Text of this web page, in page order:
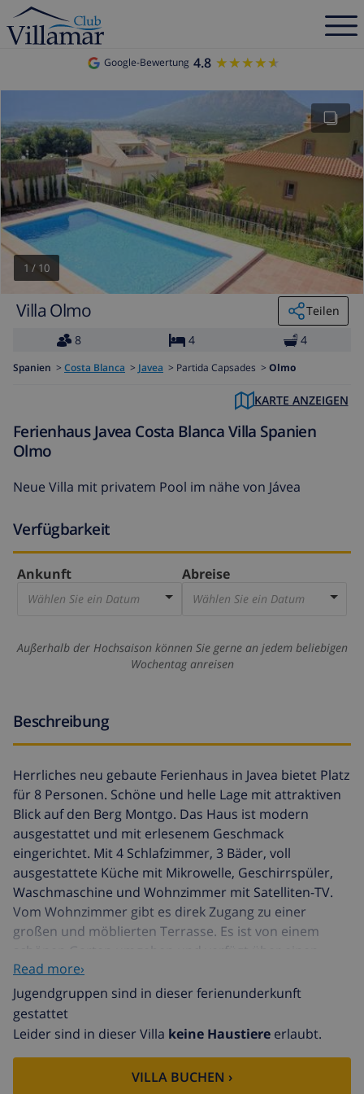
Google-Bewertung 4.8 ★★★★★
★★★★★
1 / 10
Villa Olmo
Teilen
8
4 4
Spanien > Costa Blanca > Javea > Partida Capsades > Olmo
KARTE ANZEIGEN
Ferienhaus Javea Costa Blanca Villa Spanien
Olmo
Neue Villa mit privatem Pool im nähe von Jávea
Verfügbarkeit
Ankunft
Wählen Sie ein Datum
Abreise
Wählen Sie ein Datum
Außerhalb der Hochsaison können Sie gerne an jedem beliebigen
Wochentag anreisen
Beschreibung
Herrliches neu gebaute Ferienhaus in Javea bietet Platz
für 8 Personen. Schöne und helle Lage mit attraktiven
Blick auf den Berg Montgo. Das Haus ist modern
ausgestattet und mit erlesenem Geschmack
eingerichtet. Mit 4 Schlafzimmer, 3 Bäder, voll
ausgestattete Küche mit Mikrowelle, Geschirrspüler,
Waschmaschine und Wohnzimmer mit Satelliten-TV.
Vom Wohnzimmer gibt es direk Zugang zu einer
großen und möblierten Terrasse. Es ist von einem
schönen Garten umgeben und verfügt über einen
großen privaten Pool 9x5 m. in rechteckiger Form, es
gibt auch Liegenstühle. Nur 3 Km. entfern man findet
auf einen Seite, das Dorf Javea mit seiner charmanten
Altstadt mit ihren kleinen Gassen, das Museum, das
gotischen Kirche. Darüber hinaus haben wir den
beliebten Playa del Arenal, die, wie der Name schon
Read more›
Jugendgruppen sind in dieser ferienunderkunft
gestattet
Leider sind in dieser Villa keine Haustiere erlaubt.
VILLA BUCHEN ›